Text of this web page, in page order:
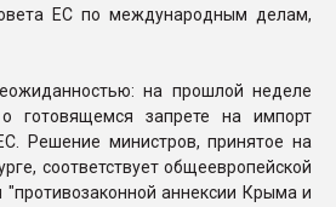
ЕС по международным делам,
на прошлой неделе
запрете на импорт
Решение министров, принятое на
соответствует общеевропейской
"противозаконной аннексии Крыма и